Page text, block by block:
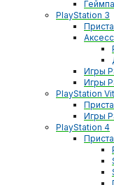
PlayStation 3
Игры
Игры
PlayStation
Игры
PlayStation 4